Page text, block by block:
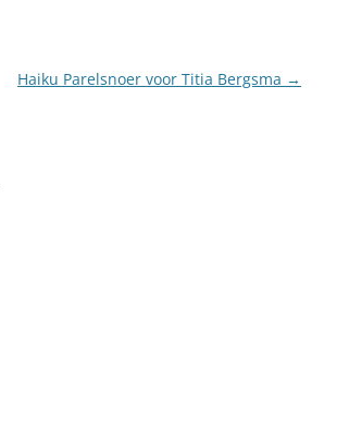
Haiku Parelsnoer voor Titia Bergsma →